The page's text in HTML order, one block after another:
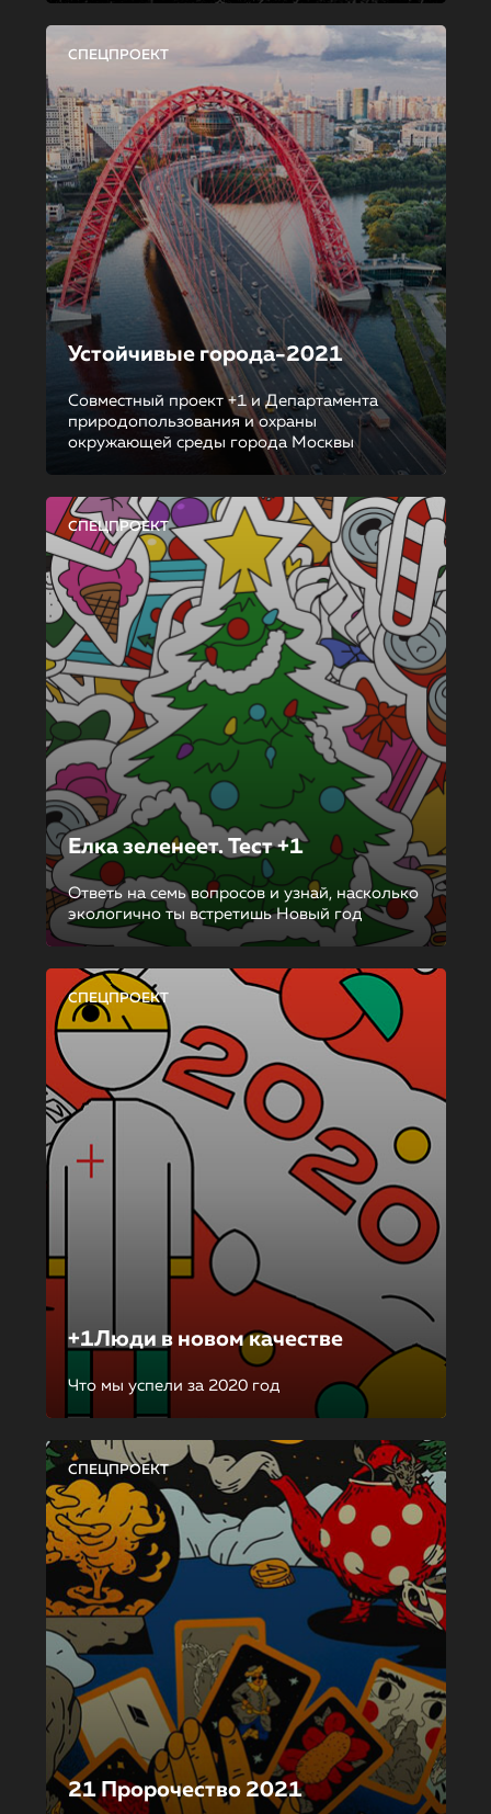
СПЕЦПРОЕКТ
Устойчивые города-2021
Совместный проект +1 и Департамента
природопользования и охраны
окружающей среды города Москвы
СПЕЦПРОЕКТ
Елка зеленеет. Тест +1
Ответь на семь вопросов и узнай, насколько
экологично ты встретишь Новый год
СПЕЦПРОЕКТ
+1Люди в новом качестве
Что мы успели за 2020 год
СПЕЦПРОЕКТ
21 Пророчество 2021